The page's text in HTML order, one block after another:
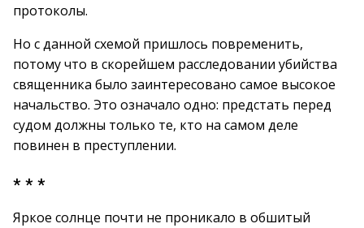
протоколы.
Но с данной схемой пришлось повременить,
потому что в скорейшем расследовании убийства
священника было заинтересовано самое высокое
начальство. Это означало одно: предстать перед
судом должны только те, кто на самом деле
повинен в преступлении.
* * *
Яркое солнце почти не проникало в обшитый